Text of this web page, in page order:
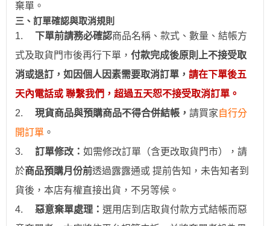
棄單。
三、訂單確認與取消規則
1.
下單前請務必確認商品名稱、款式、數量、結帳方
式及取貨門市後再行下單， 付款完成後原則上不接受取
消或退訂，如因個人因素需要取消訂單， 請在下單後五
天內電話或 聯繫我們，超過五天恕不接受取消訂單。
2.
現貨商品與預購商品不得合併結帳 ， 請買家自行分
開訂單 。
3.
訂單修改： 如需修改訂單（含更改取貨門市），請
於商品預購月份前透過露露通或 提前告知，未告知者到
貨後，本店有權直接出貨，不另等候。
4.
惡意棄單處理： 選用 店到店取貨付款方式結帳而惡